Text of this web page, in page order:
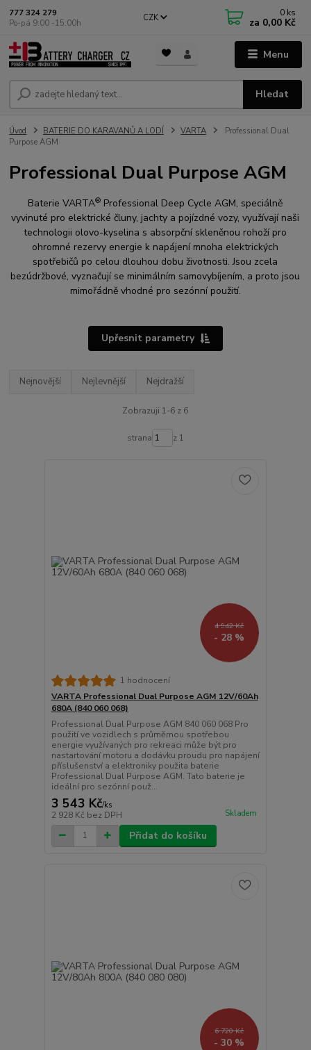
Menu
CZK
Hledat
777 324 279
Po-pá 9:00 -15:00h
0 ks
za 0,00 Kč
Úvod BATERIE DO KARAVANŮ A LODÍ VARTA
Professional Dual
Purpose AGM
Professional Dual Purpose AGM
Baterie VARTA® Professional Deep Cycle AGM, speciálně
vyvinuté pro elektrické čluny, jachty a pojízdné vozy, využívají naši
technologii olovo-kyselina s absorpční skleněnou rohoží pro
ohromné rezervy energie k napájení mnoha elektrických
spotřebičů po celou dlouhou dobu životnosti. Jsou zcela
bezúdržbové, vyznačují se minimálním samovybíjením, a proto jsou
mimořádně vhodné pro sezónní použití.
Upřesnit parametry
Nejnovější Nejlevnější Nejdražší
Zobrazuji 1-6 z 6
strana z 1
4 942 Kč
- 28 %
1 hodnocení
VARTA Professional Dual Purpose AGM 12V/60Ah
680A (840 060 068)
Professional Dual Purpose AGM 840 060 068 Pro
použití ve vozidlech s průměrnou spotřebou
energie využívaných pro rekreaci může být pro
nastartování motoru a dodávku proudu pro napájení
příslušenství a elektroniky použita baterie
Professional Dual Purpose AGM. Tato baterie je
ideální pro sezónní použ...
3 543 Kč/ks
2 928 Kč bez DPH Skladem
Přidat do košíku
6 720 Kč
- 30 %